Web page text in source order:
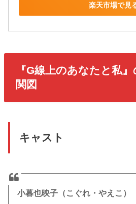
楽天市場で見
『G線上のあなたと私
関図
キャスト
小暮也映子（こぐれ・やえこ）